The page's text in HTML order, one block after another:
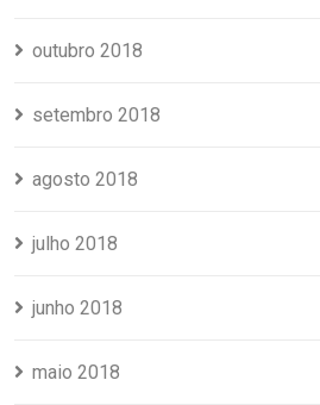
outubro 2018
setembro 2018
agosto 2018
julho 2018
junho 2018
maio 2018